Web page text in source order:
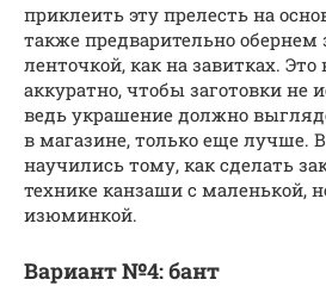
приклеить эту прелесть на
также предварительно обернем
ленточкой, как на завитках.
аккуратно, чтобы заготовки не
ведь украшение должно
в магазине, только еще лучше.
научились тому, как сделать
технике канзаши с маленькой,
изюминкой.
Вариант №4: бант